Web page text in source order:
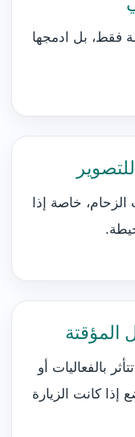
فقط، بل ادمجها
خاصة إذا
بالفعاليات أو
إذا كانت الزيارة